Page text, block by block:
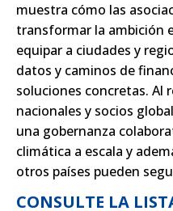
muestra cómo las
transformar la ambición
equipar a ciudades y
datos y caminos de
soluciones concretas. Al
nacionales y socios
una gobernanza
climática a escala y
otros países pueden
CONSULTE LA